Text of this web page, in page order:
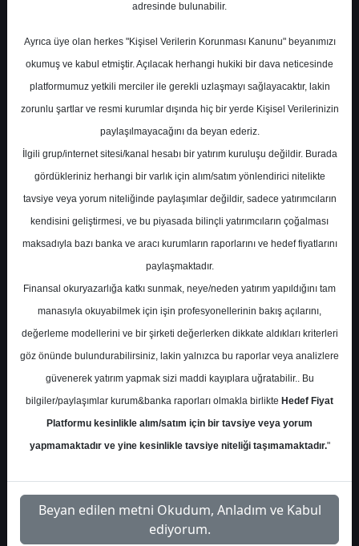
Ak Yatırım, KCHOL - Koç Holding için
hedef fiyatını 334 TL'de tuttu, tavsiyesini
Endeks Üstü Getiri olarak korudu.
Ak Yatırım, Koç Holding için 12A hedef
fiyatını hisse başına 334 TL seviyesinde sabit
tuttu ve tavsiyesini Endeks Üstü Getiri
olarak korudu. Raporun ana mesajı, 1Ç26
sonuçlarında parasal kaybın net kârı
baskıladığı yönünde oldu. Koç Holding
1Ç26’da piyasa beklentisinin altında 0,5
milyar TL net kâr açıkladı. Şirketin net kârı,
faaliyet kârındaki büyüme sayesinde
pozitife döndü.
adresinde bulunabilir.
Ayrıca üye olan herkes "Kişisel Verilerin Korunması Kanunu" beyanımızı
okumuş ve kabul etmiştir. Açılacak herhangi hukiki bir dava neticesinde
platformumuz yetkili merciler ile gerekli uzlaşmayı sağlayacaktır, lakin
zorunlu şartlar ve resmi kurumlar dışında hiç bir yerde Kişisel Verilerinizin
paylaşılmayacağını da beyan ederiz.
İlgili grup/internet sitesi/kanal hesabı bir yatırım kuruluşu değildir. Burada
gördükleriniz herhangi bir varlık için alım/satım yönlendirici nitelikte
tavsiye veya yorum niteliğinde paylaşımlar değildir, sadece yatırımcıların
kendisini geliştirmesi, ve bu piyasada bilinçli yatırımcıların çoğalması
maksadıyla bazı banka ve aracı kurumların raporlarını ve hedef fiyatlarını
paylaşmaktadır.
Finansal okuryazarlığa katkı sunmak, neye/neden yatırım yapıldığını tam
manasıyla okuyabilmek için işin profesyonellerinin bakış açılarını,
değerleme modellerini ve bir şirketi değerlerken dikkate aldıkları kriterleri
göz önünde bulundurabilirsiniz, lakin yalnızca bu raporlar veya analizlere
güvenerek yatırım yapmak sizi maddi kayıplara uğratabilir.. Bu
bilgiler/paylaşımlar kurum&banka raporları olmakla birlikte Hedef Fiyat
Platformu kesinlikle alım/satım için bir tavsiye veya yorum
yapmamaktadır ve yine kesinlikle tavsiye niteliği taşımamaktadır."
Beyan edilen metni Okudum, Anladım ve Kabul
ediyorum.